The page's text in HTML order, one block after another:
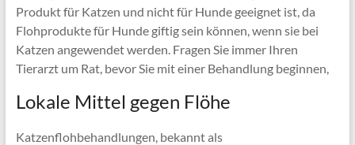
Produkt für Katzen und nicht für Hunde geeignet ist, da
Flohprodukte für Hunde giftig sein können, wenn sie bei
Katzen angewendet werden. Fragen Sie immer Ihren
Tierarzt um Rat, bevor Sie mit einer Behandlung beginnen,
Lokale Mittel gegen Flöhe
Katzenflohbehandlungen, bekannt als